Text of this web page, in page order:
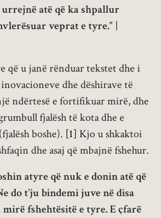
atë që ka shpallur
veprat e tyre.” |
që u janë rënduar tekstet dhe i
dhe dëshirave të
ndërtesë e fortifikuar mirë, dhe
fjalësh të kota dhe e
boshe). [1] Kjo u shkaktoi
dhe asaj që mbajnë fshehur.
atyre që nuk e donin atë që
do t’ju bindemi juve në disa
fshehtësitë e tyre. E çfarë